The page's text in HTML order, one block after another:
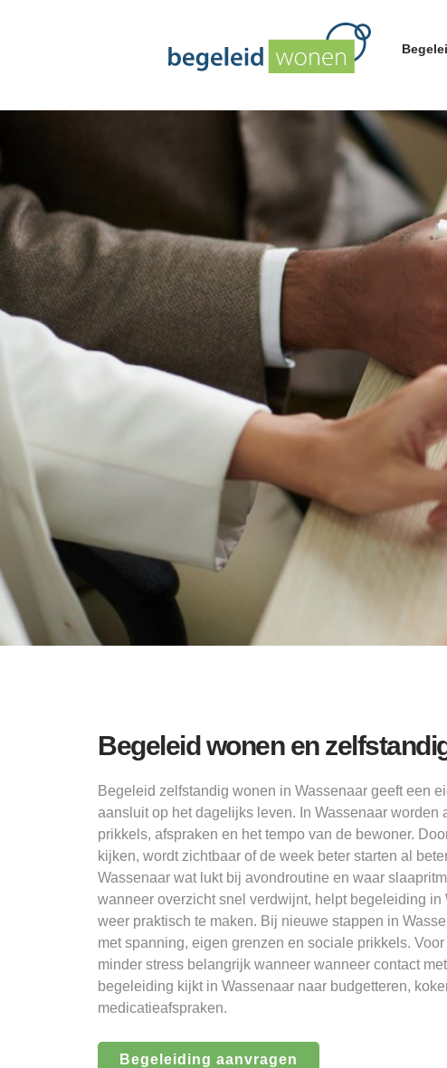
Begeleid wonen en
Begeleid zelfstandig wonen in Wassenaar geeft een
aansluit op het dagelijks leven. In Wassenaar worden
prikkels, afspraken en het tempo van de bewoner.
kijken, wordt zichtbaar of de week beter starten al
Wassenaar wat lukt bij avondroutine en waar
wanneer overzicht snel verdwijnt, helpt begeleiding in
weer praktisch te maken. Bij nieuwe stappen in
met spanning, eigen grenzen en sociale prikkels.
minder stress belangrijk wanneer wanneer contact
begeleiding kijkt in Wassenaar naar budgetteren,
medicatieafspraken.
Begeleiding aanvragen